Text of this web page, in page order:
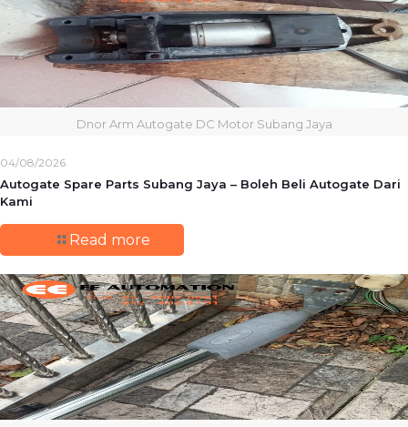
Dnor Arm Autogate DC Motor Subang Jaya
04/08/2026
Autogate Spare Parts Subang Jaya – Boleh Beli Autogate Dari
Kami
Read more